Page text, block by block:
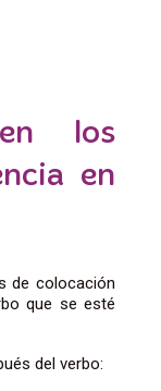
los
en
de colocación
que se esté
del verbo: